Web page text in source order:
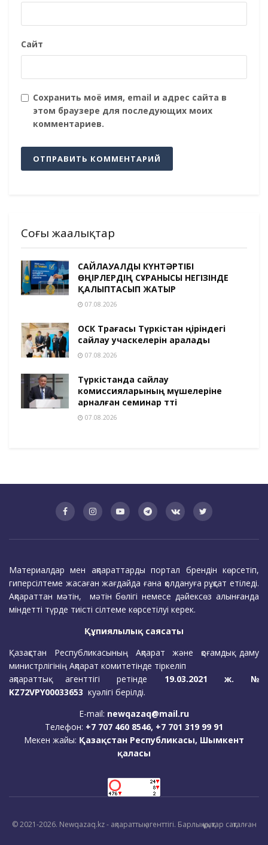
Сайт
Сохранить моё имя, email и адрес сайта в
этом браузере для последующих моих
комментариев.
Соңғы жаңалықтар
САЙЛАУАЛДЫ КҮНТӘРТІБІ
ӨҢІРЛЕРДІҢ СҰРАНЫСЫ НЕГІЗІНДЕ
ҚАЛЫПТАСЫП ЖАТЫР
07.08.2026
ОСК Төрағасы Түркістан өңіріндегі
сайлау учаскелерін аралады
07.08.2026
Түркістанда сайлау
комиссияларының мүшелеріне
арналған семинар өтті
07.08.2026
Материалдар мен ақпараттарды портал брендін көрсетіп,
гиперсілтеме жасаған жағдайда ғана қолдануға рұқсат етіледі.
Ақпараттан мәтін, мәтін бөлігі немесе дәйексөз алынғанда
міндетті түрде тиісті сілтеме көрсетілуі керек.
Құпиялылық саясаты
Қазақстан Республикасының Ақпарат және қоғамдық даму
министрлігінің Ақпарат комитетінде тіркеліп
ақпараттық агенттігі ретінде 19.03.2021 ж. №
KZ72VPY00033653 куәлігі берілді.
E-mail: newqazaq@mail.ru
Телефон: +7 707 460 8546, +7 701 319 99 91
Мекен жайы: Қазақстан Республикасы, Шымкент
қаласы
© 2021-2026. Newqazaq.kz - ақпараттық агенттігі. Барлық құқықтар сақталған